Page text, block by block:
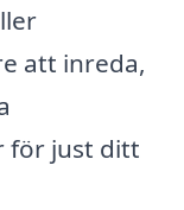
att inreda,
för just ditt